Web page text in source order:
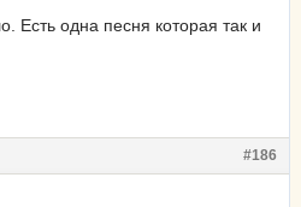
Есть одна песня которая так и
#186